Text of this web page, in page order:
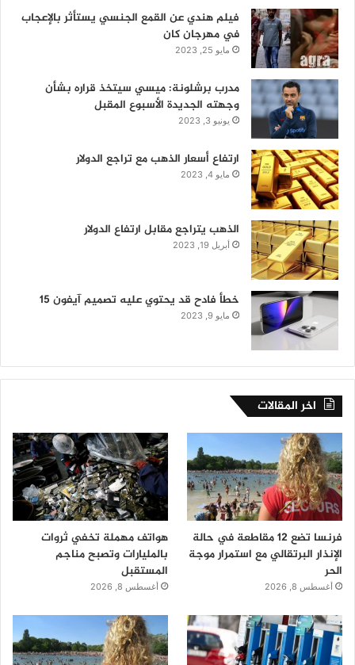
فيلم هندي عن القمع الجنسي يستأثر بالإعجاب
في مهرجان كان
مايو 25, 2023
مدرب برشلونة: ميسي سيتخذ قراره بشأن
وجهته الجديدة الأسبوع المقبل
يونيو 3, 2023
ارتفاع أسعار الذهب مع تراجع الدولار
مايو 4, 2023
الذهب يتراجع مقابل ارتفاع الدولار
أبريل 19, 2023
خطأ فادح قد يحتوي عليه تصميم آيفون 15
مايو 9, 2023
اخر المقالات
فرنسا تضع 12 مقاطعة في حالة
الإنذار البرتقالي مع استمرار موجة
الحر
أغسطس 8, 2026
هواتف مهملة تخفي ثروات
بالمليارات وتصبح مناجم
المستقبل
أغسطس 8, 2026